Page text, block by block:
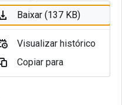
007-2024
por Juliana
Baixar (137 KB)
Visualizar histórico
Copiar para